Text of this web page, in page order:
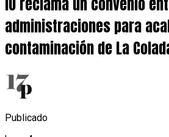
IU reclama un convenio
administraciones para
contaminación de La
Publicado